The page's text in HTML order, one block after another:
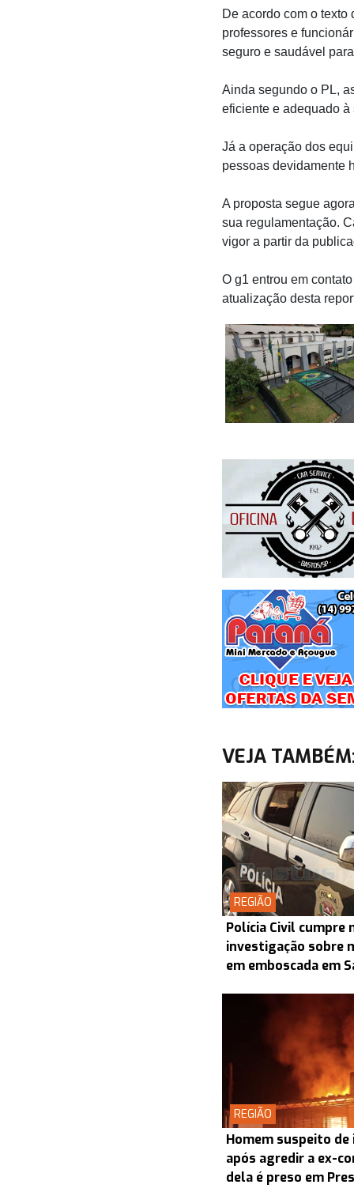
De acordo com o
professores e
seguro e saudável
Ainda segundo o PL,
eficiente e adequado
Já a operação dos
pessoas devidamente
A proposta segue
sua regulamentação.
vigor a partir da
O g1 entrou em
atualização desta
VEJA
REGIÃO
Polícia Civil cumpre
investigação sobre
em emboscada em
REGIÃO
Homem suspeito de
após agredir a ex-
dela é preso em